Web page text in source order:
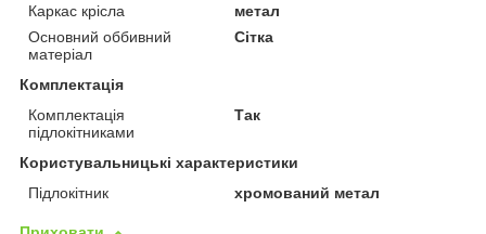
Каркас крісла
метал
Основний оббивний
матеріал
Сітка
Комплектація
Комплектація
підлокітниками
Так
Користувальницькі характеристики
Підлокітник
хромований метал